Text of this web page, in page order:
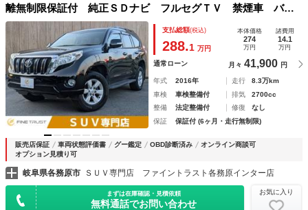
離無制限保証付 純正ＳＤナビ フルセグＴＶ 禁煙車 バッ
クカメラ クルーズコントロール ＥＴＣ 本革シート Ｂｌ
ｕｅｔｏｏｔｈ クリアランスソナー シートヒータ パワー
シート ルーフレール
支払総額(税込)
288.1 万円
本体価格
274
万円
諸費用
14.1
万円
通常ローン 月々 41,900 円
年式 2016年 走行
8.3万km
車検
車検整備付 排気
2700cc
整備
法定整備付 修復
なし
保証
保証付 (6ヶ月・走行無制限)
販売店保証 車両状態評価書 グー鑑定 OBD診断済み
オンライン商談可
オプション見積り可
岐阜県各務原市 ＳＵＶ専門店 ファイントラスト各務原インター店
まずは在庫確認・見積依頼
無料通話でお問い合わせ
お気に入り